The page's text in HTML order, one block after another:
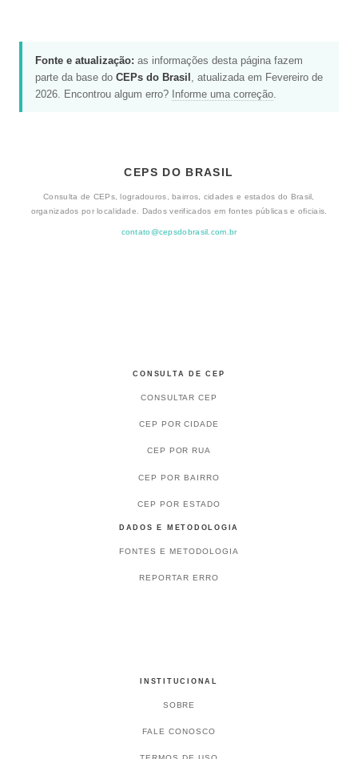
Fonte e atualização: as informações desta página fazem
parte da base do CEPs do Brasil , atualizada em Fevereiro de
2026. Encontrou algum erro? Informe uma correção
CEPS DO BRASIL
Consulta de CEPs, logradouros, bairros, cidades e estados do Brasil,
organizados por localidade. Dados verificados em fontes públicas e oficiais.
contato@cepsdobrasil.com.br
CONSULTA DE CEP
CONSULTAR CEP
CEP POR CIDADE
CEP POR RUA
CEP POR BAIRRO
CEP POR ESTADO
DADOS E METODOLOGIA
FONTES E METODOLOGIA
REPORTAR ERRO
INSTITUCIONAL
SOBRE
FALE CONOSCO